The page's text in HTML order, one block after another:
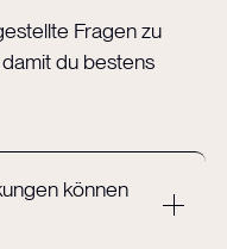
Fragen zu
du bestens
können